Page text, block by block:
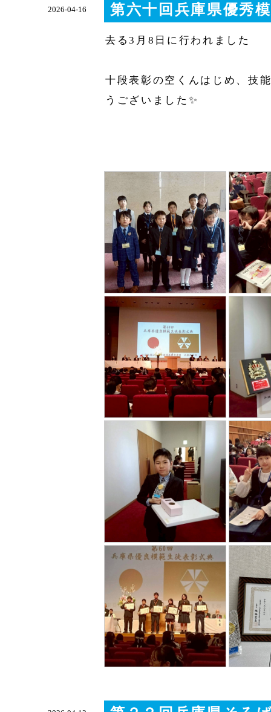
2026-04-16 第六十回兵庫県優秀
去る3月8日に行われました
十段表彰の空くんはじめ、技
うございました✨️